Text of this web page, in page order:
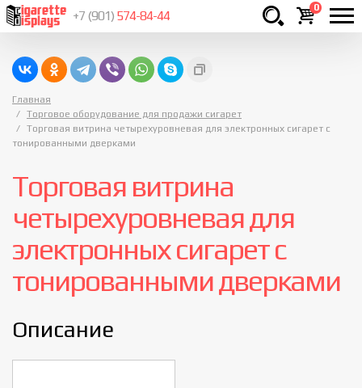
+7 (901) 574-84-44
0
Главная
Торговое оборудование для продажи сигарет
Торговая витрина четырехуровневая для электронных сигарет с
тонированными дверками
Торговая витрина
четырехуровневая для
электронных сигарет с
тонированными дверками
Описание